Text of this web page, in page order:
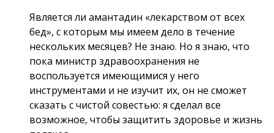
Является ли амантадин «лекарством от всех
бед», с которым мы имеем дело в течение
нескольких месяцев? Не знаю. Но я знаю, что
пока министр здравоохранения не
воспользуется имеющимися у него
инструментами и не изучит их, он не сможет
сказать с чистой совестью: я сделал все
возможное, чтобы защитить здоровье и жизнь